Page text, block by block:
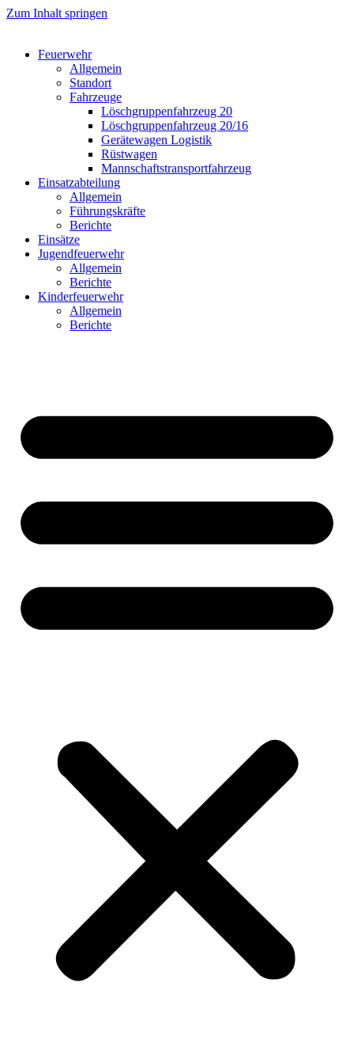
Zum Inhalt springen
Feuerwehr
Allgemein
Standort
Fahrzeuge
Löschgruppen­fahrzeug 20
Lösch­gruppen­fahrzeug 20/16
Geräte­wagen Logistik
Rüst­wagen
Mannschafts­transportfahrzeug
Einsatz­abteilung
Allgemein
Führungs­kräfte
Berichte
Einsätze
Jugend­feuerwehr
Allgemein
Berichte
Kinder­feuerwehr
Allgemein
Berichte